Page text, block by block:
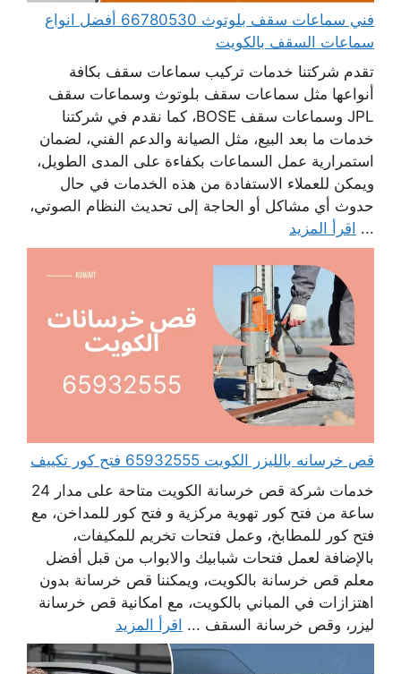
فني سماعات سقف بلوتوث 66780530 أفضل انواع
سماعات السقف بالكويت
تقدم شركتنا خدمات تركيب سماعات سقف بكافة
أنواعها مثل سماعات سقف بلوتوث وسماعات سقف
JPL وسماعات سقف BOSE، كما نقدم في شركتنا
خدمات ما بعد البيع، مثل الصيانة والدعم الفني، لضمان
استمرارية عمل السماعات بكفاءة على المدى الطويل،
ويمكن للعملاء الاستفادة من هذه الخدمات في حال
حدوث أي مشاكل أو الحاجة إلى تحديث النظام الصوتي،
... اقرأ المزيد
قص خرسانه بالليزر الكويت 65932555 فتح كور تكييف
خدمات شركة قص خرسانة الكويت متاحة على مدار 24
ساعة من فتح كور تهوية مركزية و فتح كور للمداخن، مع
فتح كور للمطابخ، وعمل فتحات تخريم للمكيفات،
بالإضافة لعمل فتحات شبابيك والابواب من قبل أفضل
معلم قص خرسانة بالكويت، ويمكننا قص خرسانة بدون
اهتزازات في المباني بالكويت، مع امكانية قص خرسانة
ليزر، وقص خرسانة السقف ... اقرأ المزيد